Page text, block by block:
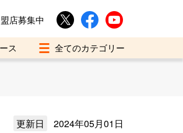
店募集中
ス
更新日 2024年05月01日